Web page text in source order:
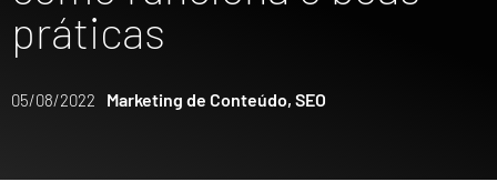
práticas
05/08/2022 Marketing de Conteúdo, SEO